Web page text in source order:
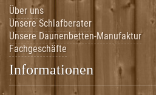
Über uns
Unsere Schlafberater
Unsere Daunenbetten-Manufaktur
Fachgeschäfte
Informationen